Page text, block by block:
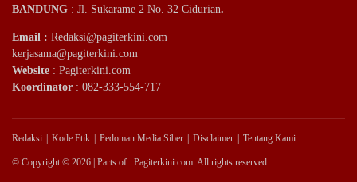
BANDUNG : Jl. Sukarame 2 No. 32 Cidurian.
Email : Redaksi@pagiterkini.com
kerjasama@pagiterkini.com
Website : Pagiterkini.com
Koordinator : 082-333-554-717
Redaksi Kode Etik Pedoman Media Siber Disclaimer Tentang Kami
© Copyright © 2026 | Parts of : Pagiterkini.com. All rights reserved